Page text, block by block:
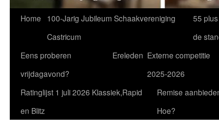
Home
100-Jarig Jubileum Schaakvereniging
Castricum
55
de
Eens proberen
vrijdagavond?
Ereleden Externe competitie
2025-2026
Ratinglijst 1 juli 2026 Klassiek,Rapid
en Blitz
Remise
Hoe?